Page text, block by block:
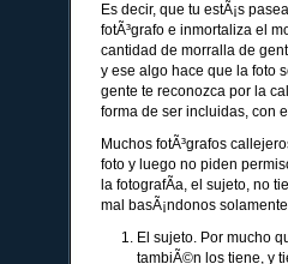
Es decir, que tu estÃ¡s
fotÃ³grafo e inmortaliza el
cantidad de morralla de
y ese algo hace que la foto
gente te reconozca por la
forma de ser incluidas, con
Muchos fotÃ³grafos
foto y luego no piden
la fotografÃ­a, el sujeto, no
mal basÃ¡ndonos
El sujeto. Por mucho
tambiÃ©n los tiene, y